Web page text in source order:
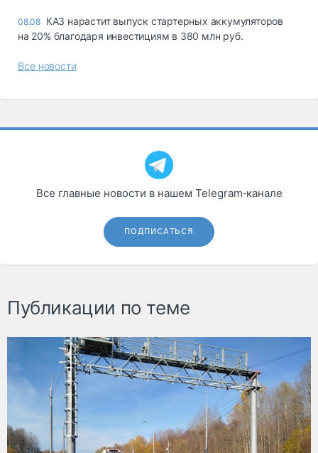
08.08 КАЗ нарастит выпуск стартерных аккумуляторов
на 20% благодаря инвестициям в 380 млн руб.
Все новости
Все главные новости в нашем Telegram‑канале
ПОДПИСАТЬСЯ
Публикации по теме